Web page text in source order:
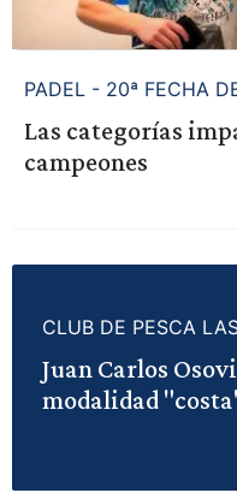
PADEL - 20ª FECHA
Las categorías
campeones
CLUB DE PESCA
Juan Carlos
modalidad